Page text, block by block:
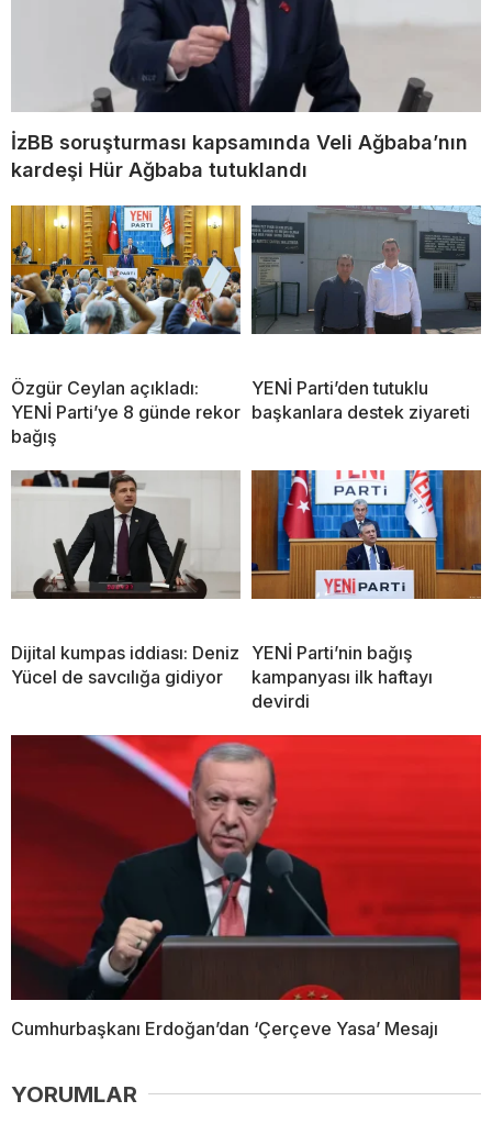
İzBB soruşturması kapsamında Veli Ağbaba’nın
kardeşi Hür Ağbaba tutuklandı
Özgür Ceylan açıkladı:
YENİ Parti’ye 8 günde rekor
bağış
YENİ Parti’den tutuklu
başkanlara destek ziyareti
Dijital kumpas iddiası: Deniz
Yücel de savcılığa gidiyor
YENİ Parti’nin bağış
kampanyası ilk haftayı
devirdi
Cumhurbaşkanı Erdoğan’dan ‘Çerçeve Yasa’ Mesajı
YORUMLAR